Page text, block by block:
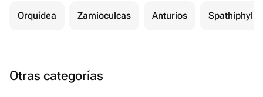
Orquídea Zamioculcas Anturios
Otras categorías